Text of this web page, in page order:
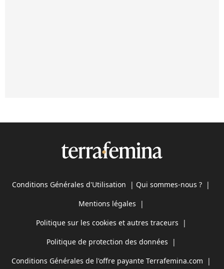
Conditions Générales d'Utilisation | Qui sommes-nous ? |
Mentions légales |
Politique sur les cookies et autres traceurs |
Politique de protection des données |
Conditions Générales de l'offre payante Terrafemina.com |